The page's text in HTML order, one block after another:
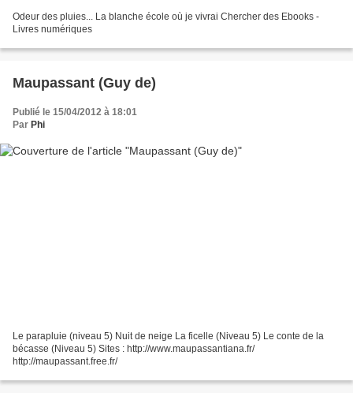
Odeur des pluies... La blanche école où je vivrai Chercher des Ebooks -
Livres numériques
Maupassant (Guy de)
Publié le 15/04/2012 à 18:01
Par Phi
Le parapluie (niveau 5) Nuit de neige La ficelle (Niveau 5) Le conte de la
bécasse (Niveau 5) Sites : http://www.maupassantiana.fr/
http://maupassant.free.fr/